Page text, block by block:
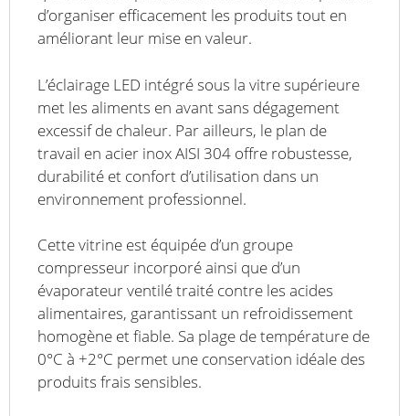
d’organiser efficacement les produits tout en
améliorant leur mise en valeur.
L’éclairage LED intégré sous la vitre supérieure
met les aliments en avant sans dégagement
excessif de chaleur. Par ailleurs, le plan de
travail en acier inox AISI 304 offre robustesse,
durabilité et confort d’utilisation dans un
environnement professionnel.
Cette vitrine est équipée d’un groupe
compresseur incorporé ainsi que d’un
évaporateur ventilé traité contre les acides
alimentaires, garantissant un refroidissement
homogène et fiable. Sa plage de température de
0°C à +2°C permet une conservation idéale des
produits frais sensibles.